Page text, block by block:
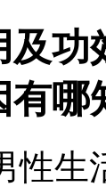
有哪
性生